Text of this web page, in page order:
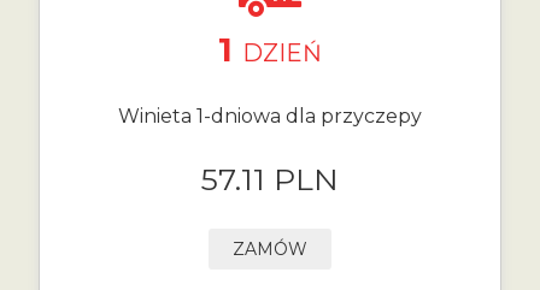
1 DZIEŃ
Winieta 1-dniowa dla przyczepy
57.11 PLN
ZAMÓW